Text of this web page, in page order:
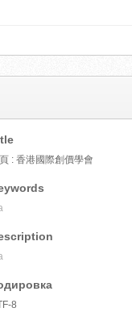
: 香港國際創價學會
8